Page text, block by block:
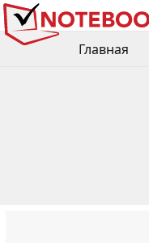
Главная